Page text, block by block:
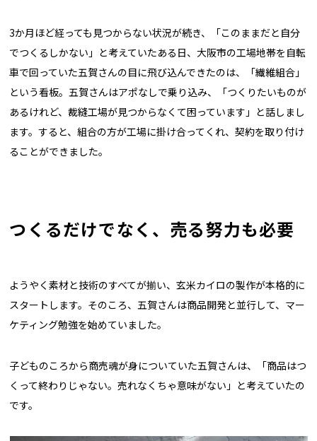
3か月ほど経っても見つからない状況が続き、「このままだと自分
でつくるしかない」と考えていたある日、大阪市の工場地帯を自転
車で回っていた五賀さんの目に飛び込んできたのは、「繊維組合」
という看板。五賀さんはアポなしで乗り込み、「つくりたいものが
あるけれど、裁縫工場が見つからなくて困っています」と話しまし
ます。すると、組合の方が工場に掛け合ってくれ、契約を取り付け
ることができました。
つくるだけでなく、売る努力も必要
ようやく素材と技術のすべてが揃い、玄米カイロの製作が本格的に
スタートします。そのころ、五賀さんは商品開発と並行して、マー
ケティング勉強を始めていました。
子どものころから商売魂が身についていた五賀さんは、「商品はつ
くって終わりじゃない。売れなくちゃ意味がない」と考えていたの
です。